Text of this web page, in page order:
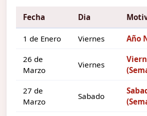
Fecha Dia
1 de Enero Viernes Año
26 de
Marzo
Viernes
27 de
Marzo
Sabado